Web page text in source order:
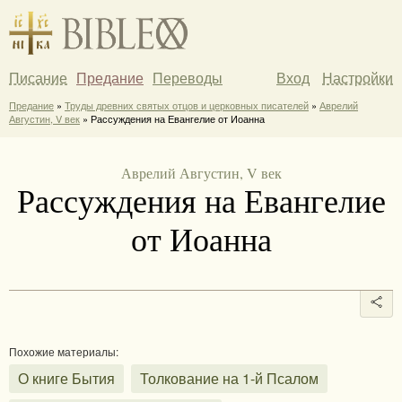
Писание Предание Переводы Вход Настройки
Предание » Труды древних святых отцов и церковных писателей » Аврелий
Августин, V век » Рассуждения на Евангелие от Иоанна
Аврелий Августин, V век
Рассуждения на Евангелие
от Иоанна
Похожие материалы:
О книге Бытия Толкование на 1-й Псалом